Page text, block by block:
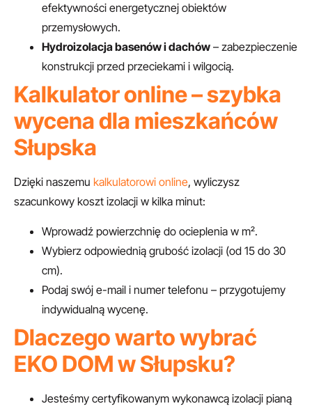
efektywności energetycznej obiektów
przemysłowych.
Hydroizolacja basenów i dachów – zabezpieczenie
konstrukcji przed przeciekami i wilgocią.
Kalkulator online – szybka
wycena dla mieszkańców
Słupska
Dzięki naszemu kalkulatorowi online, wyliczysz
szacunkowy koszt izolacji w kilka minut:
Wprowadź powierzchnię do ocieplenia w m².
Wybierz odpowiednią grubość izolacji (od 15 do 30
cm).
Podaj swój e-mail i numer telefonu – przygotujemy
indywidualną wycenę.
Dlaczego warto wybrać
EKO DOM w Słupsku?
Jesteśmy certyfikowanym wykonawcą izolacji pianą